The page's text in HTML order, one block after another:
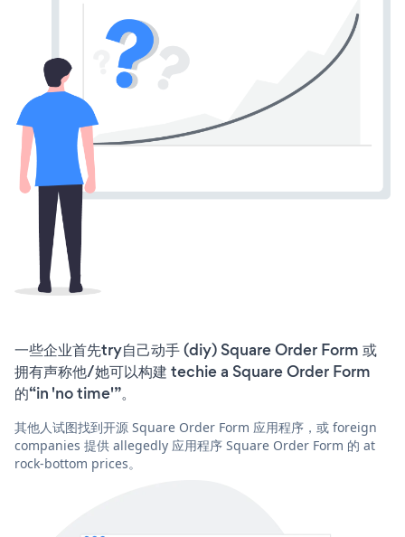
一些企业首先try自己动手 (diy) Square Order Form 或
拥有声称他/她可以构建 techie a Square Order Form
的“in 'no time'”。
其他人试图找到开源 Square Order Form 应用程序，或 foreign
companies 提供 allegedly 应用程序 Square Order Form 的 at
rock-bottom prices。